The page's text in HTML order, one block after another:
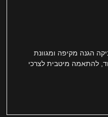
הגנה מקיפה ומגוונת
להתאמה מיטבית לצרכי